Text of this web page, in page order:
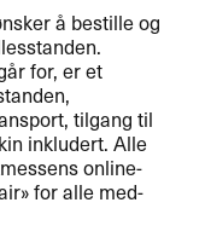
​å bestille og
for, er et
tilgang til
inkludert. Alle
online-
for alle med-